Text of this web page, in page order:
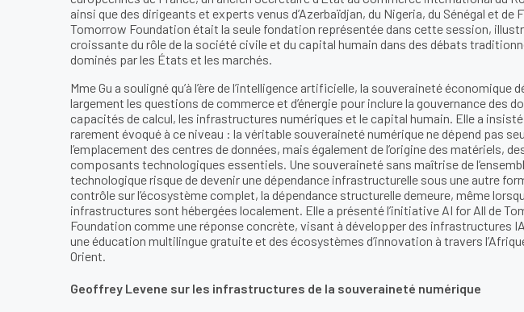
ainsi que des dirigeants et experts venus d’Azerbaïdjan, du Nigeria, du Sénégal et de
Tomorrow Foundation était la seule fondation représentée dans cette session,
croissante du rôle de la société civile et du capital humain dans des débats
dominés par les États et les marchés.
Mme Gu a souligné qu’à l’ère de l’intelligence artificielle, la souveraineté économique
largement les questions de commerce et d’énergie pour inclure la gouvernance des
capacités de calcul, les infrastructures numériques et le capital humain. Elle a
rarement évoqué à ce niveau : la véritable souveraineté numérique ne dépend pas
l’emplacement des centres de données, mais également de l’origine des matériels,
composants technologiques essentiels. Une souveraineté sans maîtrise de
technologique risque de devenir une dépendance infrastructurelle sous une autre
contrôle sur l’écosystème complet, la dépendance structurelle demeure, même
infrastructures sont hébergées localement. Elle a présenté l’initiative AI for All de
Foundation comme une réponse concrète, visant à développer des infrastructures
une éducation multilingue gratuite et des écosystèmes d’innovation à travers
Orient.
Geoffrey Levene sur les infrastructures de la souveraineté numérique